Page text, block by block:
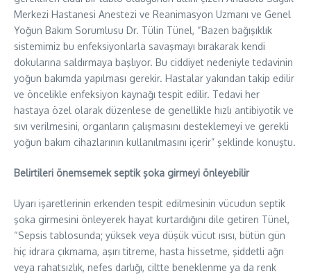
Merkezi Hastanesi Anestezi ve Reanimasyon Uzmanı ve Genel
Yoğun Bakım Sorumlusu Dr. Tülin Tünel, “Bazen bağışıklık
sistemimiz bu enfeksiyonlarla savaşmayı bırakarak kendi
dokularına saldırmaya başlıyor. Bu ciddiyet nedeniyle tedavinin
yoğun bakımda yapılması gerekir. Hastalar yakından takip edilir
ve öncelikle enfeksiyon kaynağı tespit edilir. Tedavi her
hastaya özel olarak düzenlese de genellikle hızlı antibiyotik ve
sıvı verilmesini, organların çalışmasını desteklemeyi ve gerekli
yoğun bakım cihazlarının kullanılmasını içerir” şeklinde konuştu.
Belirtileri önemsemek septik şoka girmeyi önleyebilir
Uyarı işaretlerinin erkenden tespit edilmesinin vücudun septik
şoka girmesini önleyerek hayat kurtardığını dile getiren Tünel,
“Sepsis tablosunda; yüksek veya düşük vücut ısısı, bütün gün
hiç idrara çıkmama, aşırı titreme, hasta hissetme, şiddetli ağrı
veya rahatsızlık, nefes darlığı, ciltte beneklenme ya da renk